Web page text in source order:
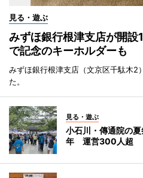
見る・遊ぶ
みずほ銀行根津支店が開
で記念のキーホルダーも
みずほ銀行根津支店（文京区千駄木2
た。
見る・遊ぶ
小石川・傳通院の
年 運営300人超